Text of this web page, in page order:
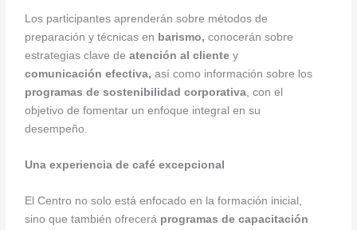
Los participantes aprenderán sobre métodos de
preparación y técnicas en barismo, conocerán sobre
estrategias clave deatención al cliente y
comunicación efectiva, así como información sobre los
programas de sostenibilidad corporativa , con el
objetivo de fomentar un enfoque integral en su
desempeño.
Una experiencia de café excepcional
El Centro no solo está enfocado en la formación inicial,
sino que también ofrecerá programas de capacitación